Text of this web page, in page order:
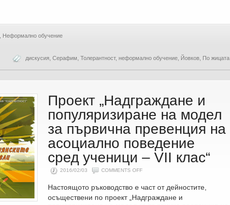
Неформално обучение
дискусия Серафим Толерантност, неформално обучение Йовков По жицата
Проект „Надграждане и
популяризиране на модел
за първична превенция на
асоциално поведение
сред ученици – VII клас“
2016/02/03 COMMENTS OFFON
И
ПОПУЛЯРИЗИРАНЕ
НА
МОДЕЛ
Настоящото ръководство е част от дейностите,
осъществени по проект „Надграждане и